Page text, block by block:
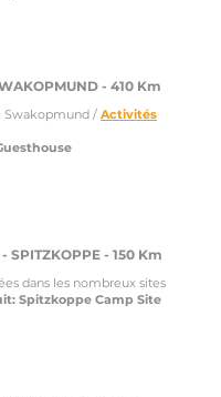
- 410 Km
Swakopmund / Activités
SPITZKOPPE - 150 Km
dans les nombreux sites
Spitzkoppe Camp Site